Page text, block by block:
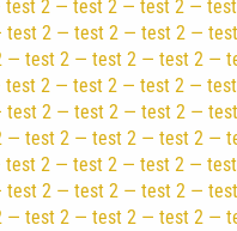
2 — test 2 — test 2 —
test 2 — test 2 — test 2 —
test 2 — test 2 — test 2
2 — test 2 — test 2 —
test 2 — test 2 — test 2 —
test 2 — test 2 — test 2
2 — test 2 — test 2 —
test 2 — test 2 — test 2 —
test 2 — test 2 — test 2